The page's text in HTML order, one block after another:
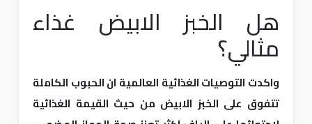
هل الخبز الابيض غذاء
مثالي؟
واكدت التوصيات الغذائية العالمية ان الحبوب الكاملة
تتفوق على الخبز الابيض من حيث القيمة الغذائية